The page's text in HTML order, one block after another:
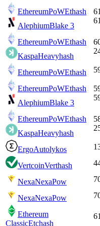
EthereumPoWEthash
AlephiumBlake 3
EthereumPoWEthash
KaspaHeavyhash
EthereumPoWEthash
EthereumPoWEthash
AlephiumBlake 3
EthereumPoWEthash
KaspaHeavyhash
ErgoAutolykos
VertcoinVerthash
NexaNexaPow
NexaNexaPow
Ethereum
ClassicEtchash